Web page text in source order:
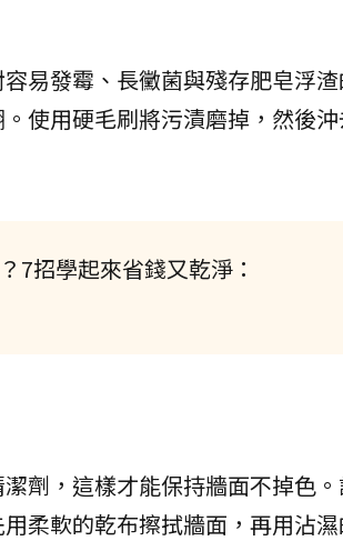
易發霉、長黴菌與殘存肥皂浮
使用硬毛刷將污漬磨掉，然後
7招學起來省錢又乾淨：
劑，這樣才能保持牆面不掉色
柔軟的乾布擦拭牆面，再用沾